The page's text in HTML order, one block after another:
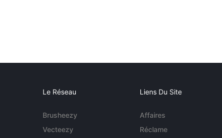
Le Réseau
Brusheezy
Vecteezy
Liens Du Site
Affaires
Réclame